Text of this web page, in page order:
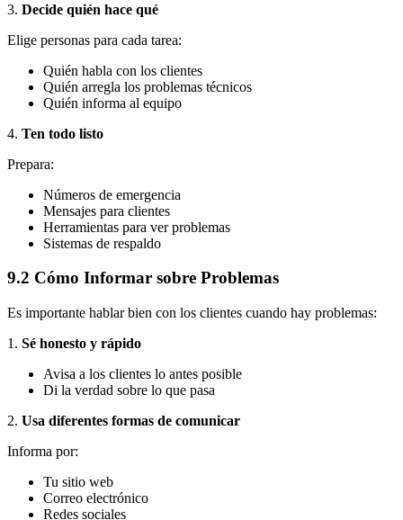
3. Decide quién hace qué
Elige personas para cada tarea:
Quién habla con los clientes
Quién arregla los problemas técnicos
Quién informa al equipo
4. Ten todo listo
Prepara:
Números de emergencia
Mensajes para clientes
Herramientas para ver problemas
Sistemas de respaldo
9.2 Cómo Informar sobre Problemas
Es importante hablar bien con los clientes cuando hay problemas:
1. Sé honesto y rápido
Avisa a los clientes lo antes posible
Di la verdad sobre lo que pasa
2. Usa diferentes formas de comunicar
Informa por:
Tu sitio web
Correo electrónico
Redes sociales